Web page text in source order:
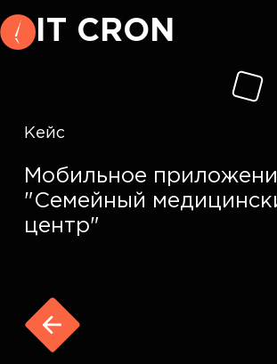
IT CRON
Кейс
Мобильное
"Семейный
центр"